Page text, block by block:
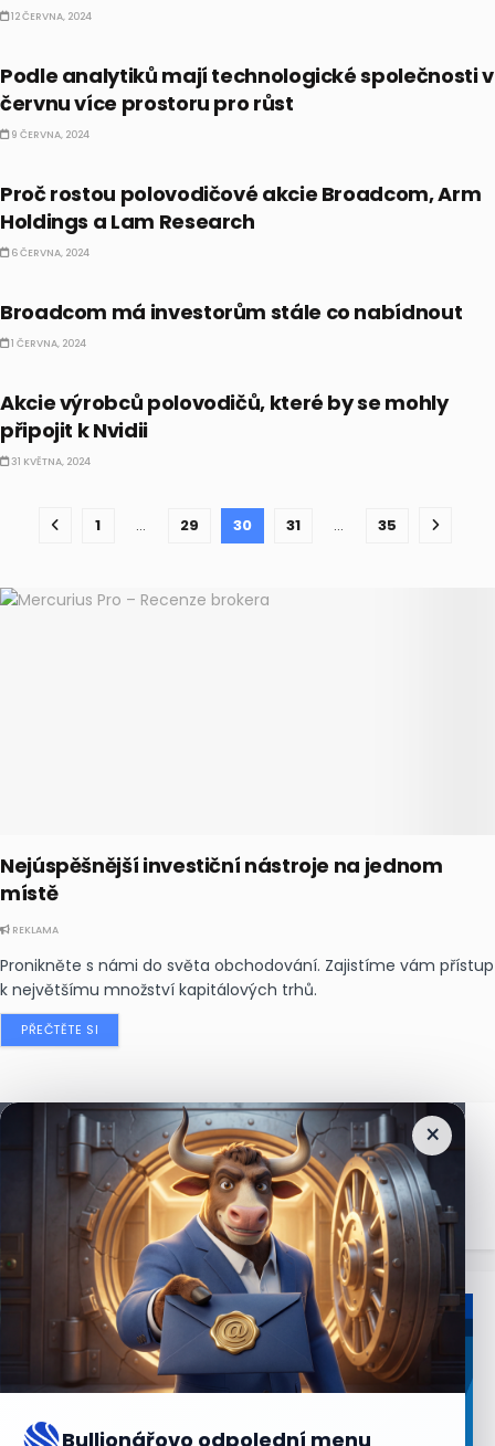
12 ČERVNA, 2024
Podle analytiků mají technologické společnosti v
červnu více prostoru pro růst
9 ČERVNA, 2024
Proč rostou polovodičové akcie Broadcom, Arm
Holdings a Lam Research
6 ČERVNA, 2024
Broadcom má investorům stále co nabídnout
1 ČERVNA, 2024
Akcie výrobců polovodičů, které by se mohly
připojit k Nvidii
31 KVĚTNA, 2024
1 … 29 30 31 … 35
Nejúspěšnější investiční nástroje na jednom
místě
REKLAMA
Pronikněte s námi do světa obchodování. Zajistíme vám přístup
k největšímu množství kapitálových trhů.
PŘEČTĚTE SI
×
Bullionářovo odpolední menu
Nejčtenějšízprávy